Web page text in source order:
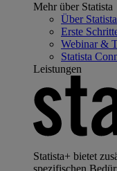
Mehr über Statista
Über Statista
Erste
Webinar &
Statista
Leistungen
Statista+ bietet
spezifischen